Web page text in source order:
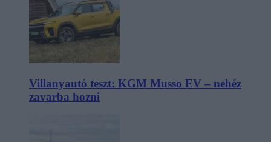
Villanyautó teszt: KGM Musso EV – nehéz
zavarba hozni